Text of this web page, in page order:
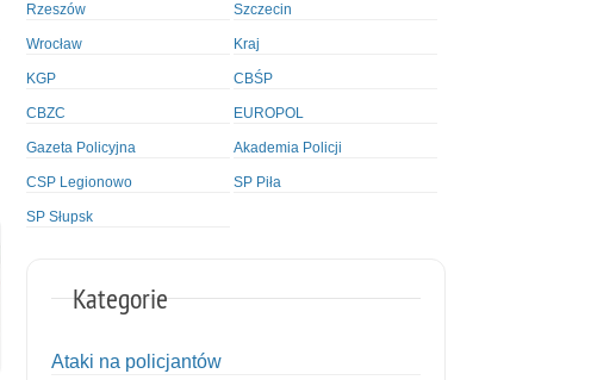
Rzeszów Szczecin
Wrocław Kraj
KGP CBŚP
CBZC EUROPOL
Gazeta Policyjna Akademia Policji
CSP Legionowo SP Piła
SP Słupsk
Kategorie
Ataki na policjantów